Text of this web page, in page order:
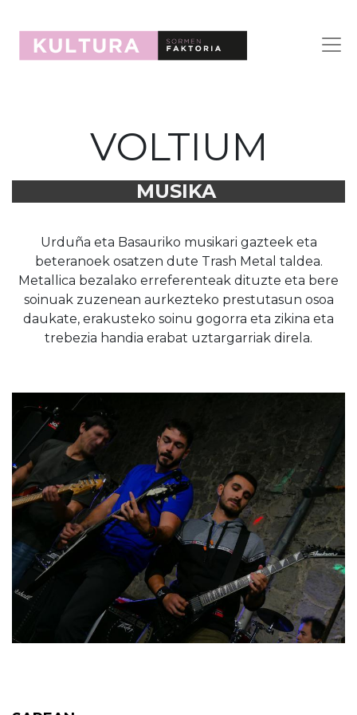
VOLTIUM
MUSIKA
Urduña eta Basauriko musikari gazteek eta
beteranoek osatzen dute Trash Metal taldea.
Metallica bezalako erreferenteak dituzte eta bere
soinuak zuzenean aurkezteko prestutasun osoa
daukate, erakusteko soinu gogorra eta zikina eta
trebezia handia erabat uztargarriak direla.